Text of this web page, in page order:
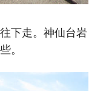
下走。神仙台岩
。